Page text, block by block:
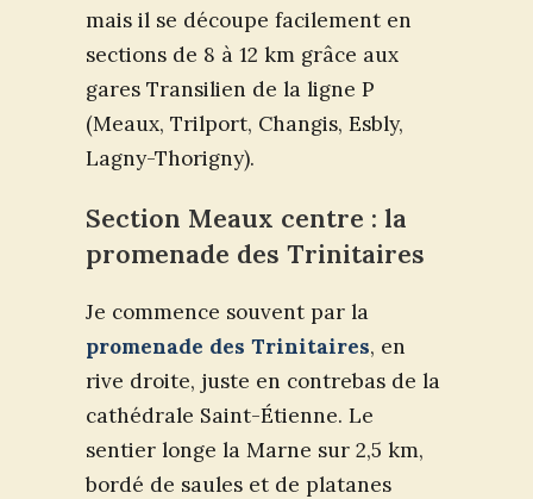
mais il se découpe facilement en
sections de 8 à 12 km grâce aux
gares Transilien de la ligne P
(Meaux, Trilport, Changis, Esbly,
Lagny-Thorigny).
Section Meaux centre : la
promenade des Trinitaires
Je commence souvent par la
promenade des Trinitaires, en
rive droite, juste en contrebas de la
cathédrale Saint-Étienne. Le
sentier longe la Marne sur 2,5 km,
bordé de saules et de platanes